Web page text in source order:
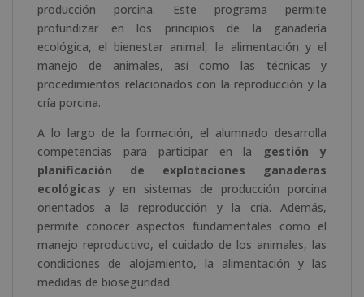
producción porcina. Este programa permite
profundizar en los principios de la ganadería
ecológica, el bienestar animal, la alimentación y el
manejo de animales, así como las técnicas y
procedimientos relacionados con la reproducción y la
cría porcina.
A lo largo de la formación, el alumnado desarrolla
competencias para participar en la gestión y
planificación de explotaciones ganaderas
ecológicas y en sistemas de producción porcina
orientados a la reproducción y la cría. Además,
permite conocer aspectos fundamentales como el
manejo reproductivo, el cuidado de los animales, las
condiciones de alojamiento, la alimentación y las
medidas de bioseguridad.